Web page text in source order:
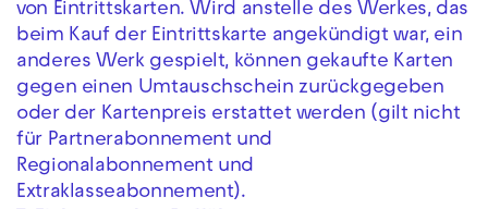
von Eintrittskarten. Wird anstelle des Werkes, das
beim Kauf der Eintrittskarte angekündigt war, ein
anderes Werk gespielt, können gekaufte Karten
gegen einen Umtauschschein zurückgegeben
oder der Kartenpreis erstattet werden (gilt nicht
für Partnerabonnement und
Regionalabonnement und
Extraklasseabonnement).